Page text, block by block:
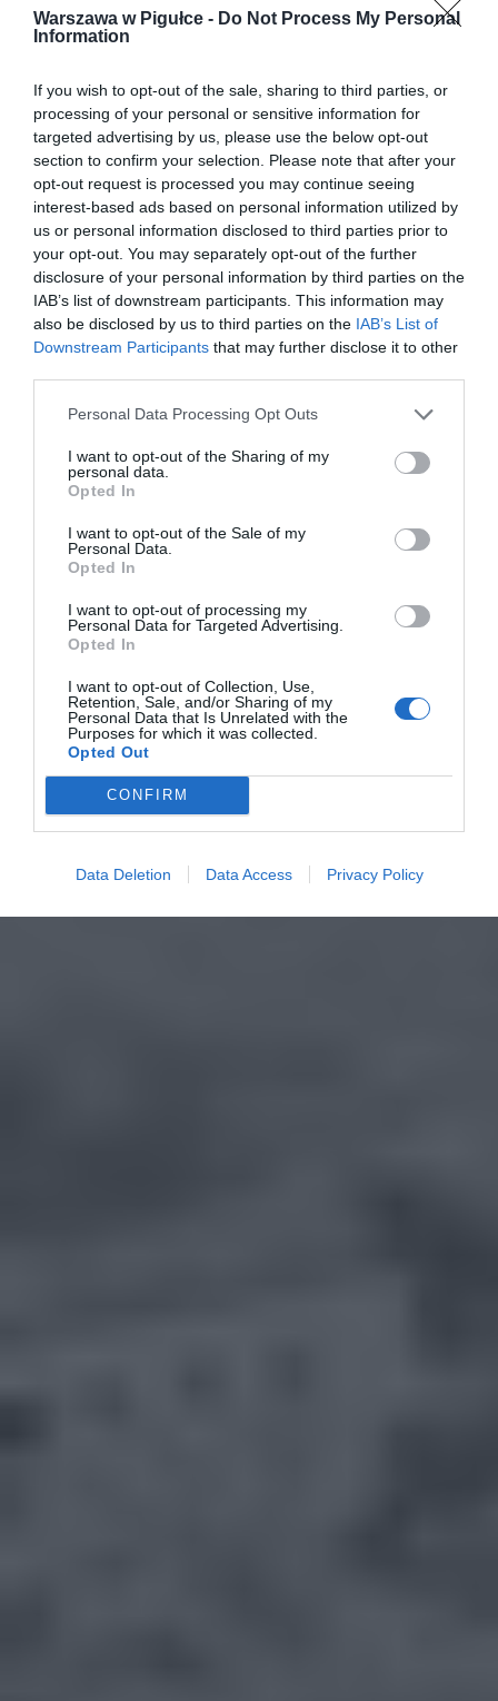
Warszawa w Pigułce - Do Not Process My Personal
Information
If you wish to opt-out of the sale, sharing to third parties, or
processing of your personal or sensitive information for
targeted advertising by us, please use the below opt-out
section to confirm your selection. Please note that after your
opt-out request is processed you may continue seeing
interest-based ads based on personal information utilized by
us or personal information disclosed to third parties prior to
your opt-out. You may separately opt-out of the further
disclosure of your personal information by third parties on the
IAB’s list of downstream participants. This information may
also be disclosed by us to third parties on the IAB’s List of
Downstream Participants that may further disclose it to other
Personal Data Processing Opt Outs
I want to opt-out of the Sharing of my
personal data.
Opted In
I want to opt-out of the Sale of my
Personal Data.
Opted In
I want to opt-out of processing my
Personal Data for Targeted Advertising.
Opted In
I want to opt-out of Collection, Use,
Retention, Sale, and/or Sharing of my
Personal Data that Is Unrelated with the
Purposes for which it was collected.
Opted Out
CONFIRM
Data Deletion Data Access Privacy Policy